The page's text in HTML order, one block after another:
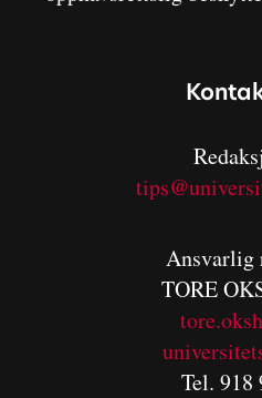
Ansvarlig
TORE
Tel. 918